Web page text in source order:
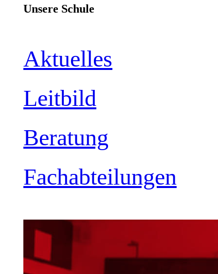
Unsere Schule
Aktuelles
Leitbild
Beratung
Fachabteilungen